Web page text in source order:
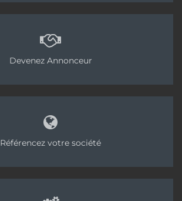
Devenez Annonceur
Référencez votre société